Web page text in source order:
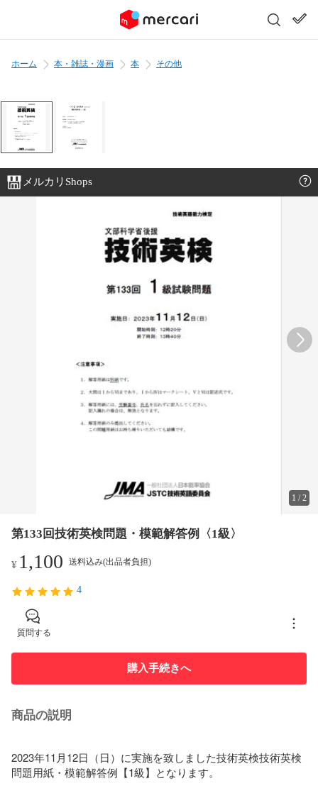
ホーム 本・雑誌・漫画 本 その他
メルカリShops
1 /2
第133回技術英検問題・模範解答例〈1級〉
¥ 1,100 送料込み(出品者負担)
4
質問する
購入手続きへ
商品の説明
2023年11月12日（日）に実施を致しました技術英検技術英検
問題用紙・模範解答例【1級】となります。